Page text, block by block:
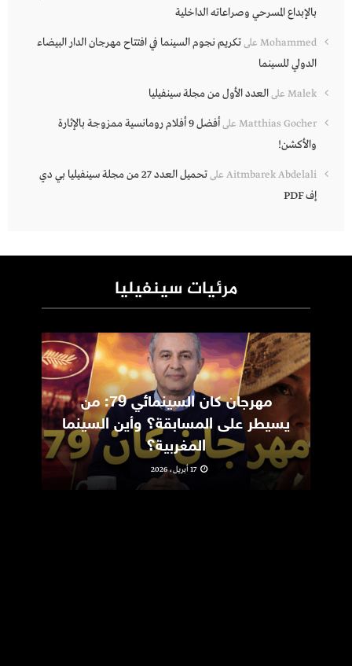
بالإبداع المسرحي وصراعاته الداخلية
Mohammed علىتكريم نجوم السينما في افتتاح مهرجان الدار البيضاء
الدولي للسينما
Malek علىالعدد الأول من مجلة سينفيليا
Matthias Gocher على
أفضل 9 أفلام رومانسية ممزوجة بالإثارة
والأكشن!
Aitmbarek Abdelali على
تحميل العدد 27 من مجلة سينفيليا بي دي
إف PDF
مرئيات سينفيليا
مهرجان كان السينمائي 79: من
يسيطر على المسابقة؟ وأين السينما
المغربية؟
17 أبريل، 2026